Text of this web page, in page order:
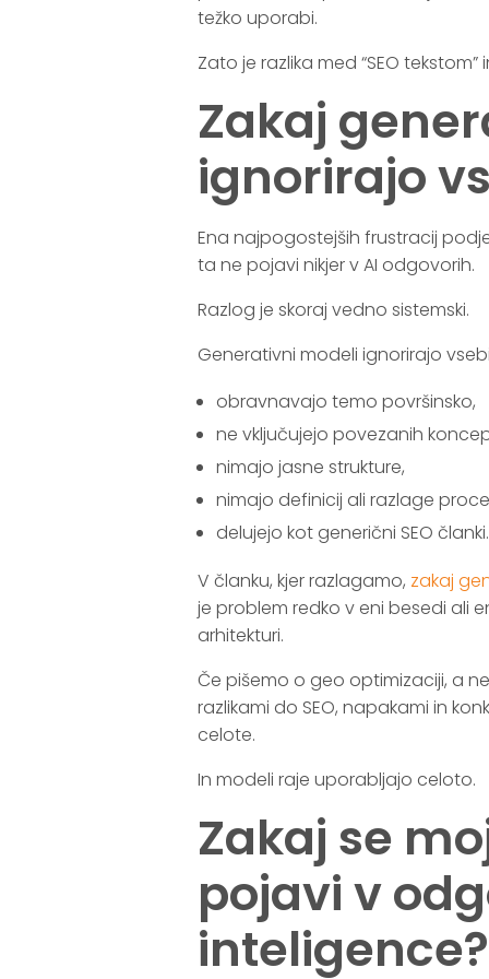
težko uporabi.
Zato je razlika med “SEO
Zakaj
ignorirajo
Ena najpogostejših frustracij
ta ne pojavi nikjer v AI odgovorih.
Razlog je skoraj vedno sistemski.
Generativni modeli ignorirajo
obravnavajo temo površinsko,
ne vključujejo povezanih
nimajo jasne strukture,
nimajo definicij ali razlage
delujejo kot generični SEO članki.
V članku, kjer razlagamo, zakaj
je problem redko v eni besedi ali
arhitekturi.
Če pišemo o geo optimizaciji, a
razlikami do SEO, napakami in
celote.
In modeli raje uporabljajo celoto.
Zakaj se
pojavi v
inteligence?